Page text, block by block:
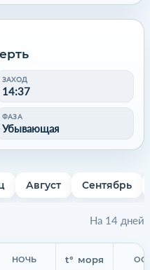
ЗАХОД
14:37
ФАЗА
Убывающая
Август Сентябрь
На 14 дней
НОЧЬ t° моря